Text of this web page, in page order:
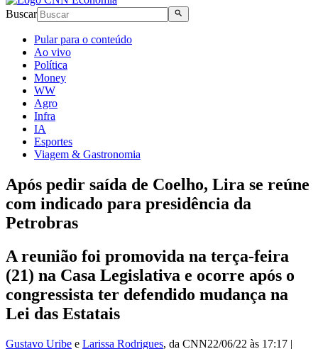
Buscar
Pular para o conteúdo
Ao vivo
Política
Money
WW
Agro
Infra
IA
Esportes
Viagem & Gastronomia
Após pedir saída de Coelho, Lira se reúne
com indicado para presidência da
Petrobras
A reunião foi promovida na terça-feira
(21) na Casa Legislativa e ocorre após o
congressista ter defendido mudança na
Lei das Estatais
Gustavo Uribe e Larissa Rodrigues, da CNN22/06/22 às 17:17 |